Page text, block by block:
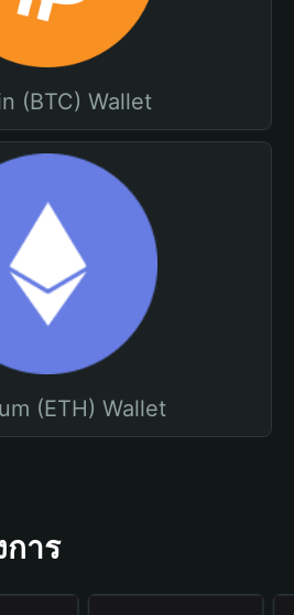
(BTC) Wallet
(ETH) Wallet
าร